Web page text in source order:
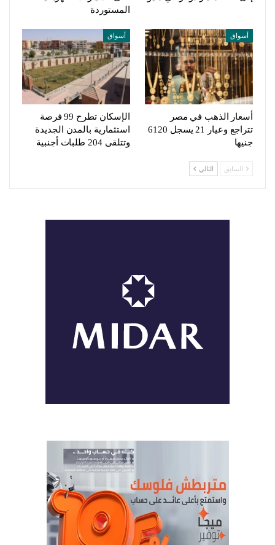
المستوردة
أسواق
أسعار الذهب في مصر
تتراجع وعيار 21 يسجل 6120
جنيها
أسواق
الإسكان تطرح 99 فرصة
استثمارية بالمدن الجديدة
وتتلقى 204 طلبات أجنبية
السابق التالي